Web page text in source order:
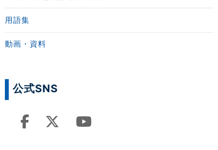
用語集
動画・資料
公式SNS